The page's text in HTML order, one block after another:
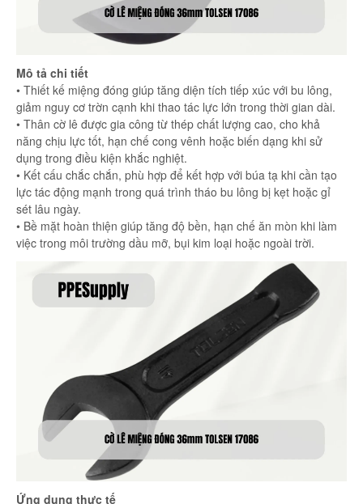
Mô tả chi tiết
• Thiết kế miệng đóng giúp tăng diện tích tiếp xúc với bu lông,
giảm nguy cơ trờn cạnh khi thao tác lực lớn trong thời gian dài.
• Thân cờ lê được gia công từ thép chất lượng cao, cho khả
năng chịu lực tốt, hạn chế cong vênh hoặc biến dạng khi sử
dụng trong điều kiện khắc nghiệt.
• Kết cấu chắc chắn, phù hợp để kết hợp với búa tạ khi cần tạo
lực tác động mạnh trong quá trình tháo bu lông bị kẹt hoặc gỉ
sét lâu ngày.
• Bề mặt hoàn thiện giúp tăng độ bền, hạn chế ăn mòn khi làm
việc trong môi trường dầu mỡ, bụi kim loại hoặc ngoài trời.
Ứng dụng thực tế